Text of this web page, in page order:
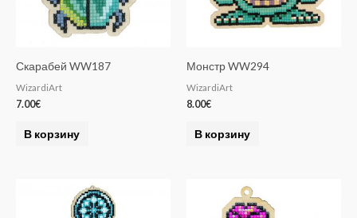
Скарабей WW187
WizardiArt
7.00€
В корзину
Монстр WW294
WizardiArt
8.00€
В корзину